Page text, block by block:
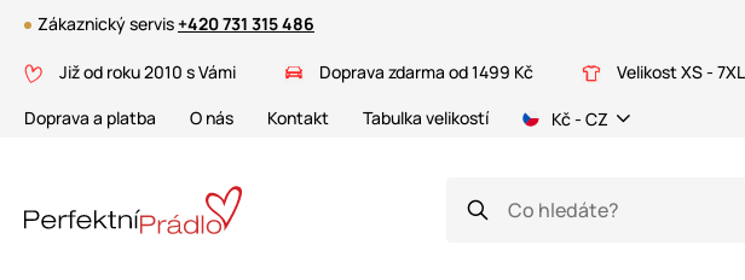
Zákaznický servis+420 731 315 486
Již od roku 2010 s Vámi Doprava zdarma od 1499 Kč Velikost XS - 7XL
Doprava a platba
O nás Kontakt Tabulka velikostí Kč - CZ